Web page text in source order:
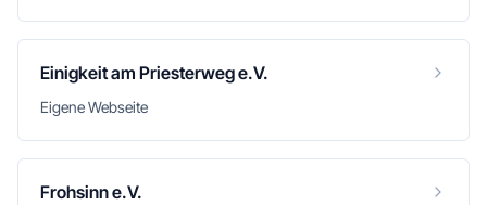
Einigkeit am Priesterweg e.V.
Eigene Webseite
Frohsinn e.V.